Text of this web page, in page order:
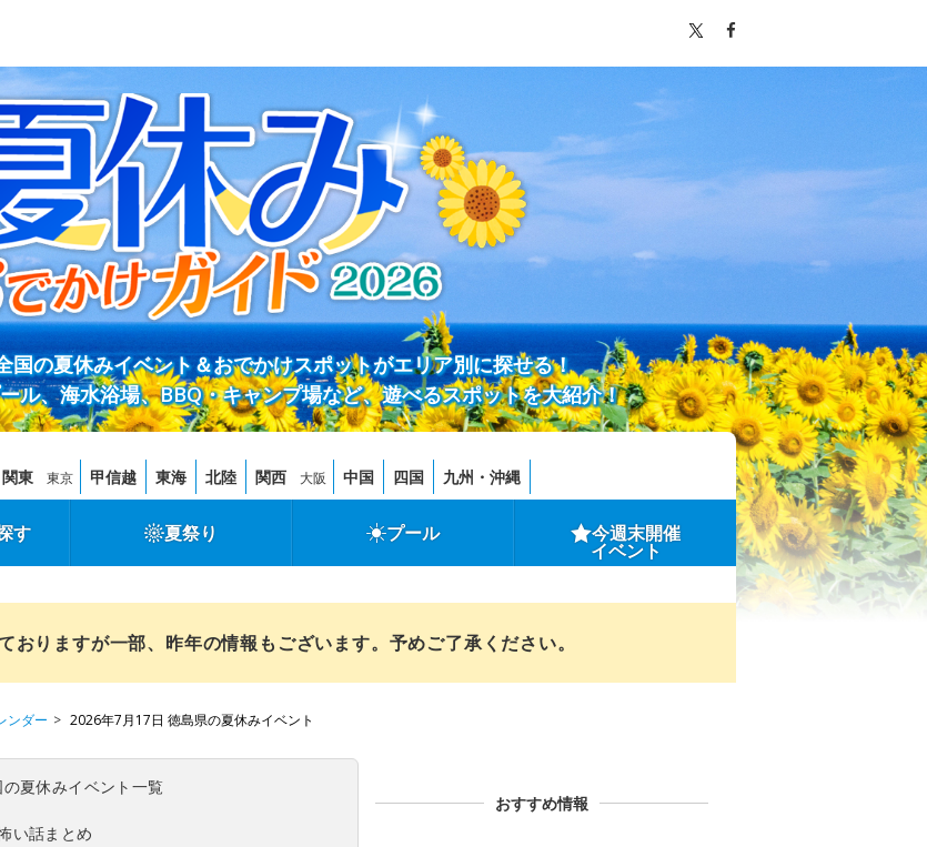
国の夏休みイベント＆おでかけスポットがエリア別に探せる！
ル、海水浴場、BBQ・キャンプ場など、遊べるスポットを大紹介！
関東 東京 甲信越 東海 北陸 関西 大阪 中国 四国 九州・沖縄
す 夏祭り プール 今週末開催
イベント
おりますが一部、昨年の情報もございます。予めご了承ください。
ンダー 2026年7月17日 徳島県の夏休みイベント
夏休みイベント一覧
い話まとめ
おすすめ情報